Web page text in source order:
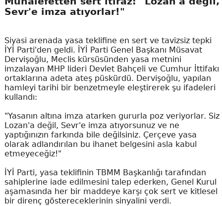
Sevr'e imza atıyorlar!"
Siyasi arenada yasa teklifine en sert ve tavizsiz tepki
İYİ Parti'den geldi. İYİ Parti Genel Başkanı Müsavat
Dervişoğlu, Meclis kürsüsünden yasa metnini
imzalayan MHP lideri Devlet Bahçeli ve Cumhur İttifakı
ortaklarına adeta ateş püskürdü. Dervişoğlu, yapılan
hamleyi tarihi bir benzetmeyle eleştirerek şu ifadeleri
kullandı:
"Yasanın altına imza atarken gururla poz veriyorlar. Siz
Lozan'a değil, Sevr'e imza atıyorsunuz ve ne
yaptığınızın farkında bile değilsiniz. Çerçeve yasa
olarak adlandırılan bu ihanet belgesini asla kabul
etmeyeceğiz!"
İYİ Parti, yasa teklifinin TBMM Başkanlığı tarafından
sahiplerine iade edilmesini talep ederken, Genel Kurul
aşamasında her bir maddeye karşı çok sert ve kitlesel
bir direnç göstereceklerinin sinyalini verdi.